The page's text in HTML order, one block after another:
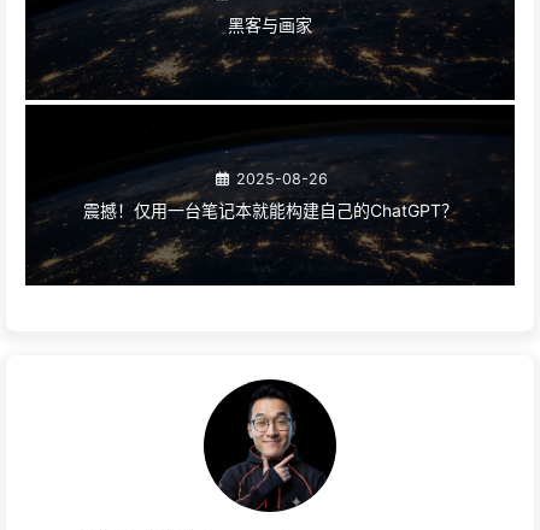
黑客与画家
2025-08-26
震撼！仅用一台笔记本就能构建自己的ChatGPT？